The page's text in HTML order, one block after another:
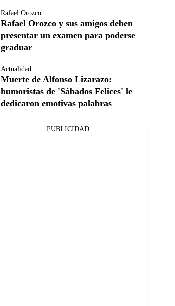
Rafael Orozco
Rafael Orozco y sus amigos deben
presentar un examen para poderse
graduar
Actualidad
Muerte de Alfonso Lizarazo:
humoristas de 'Sábados Felices' le
dedicaron emotivas palabras
PUBLICIDAD